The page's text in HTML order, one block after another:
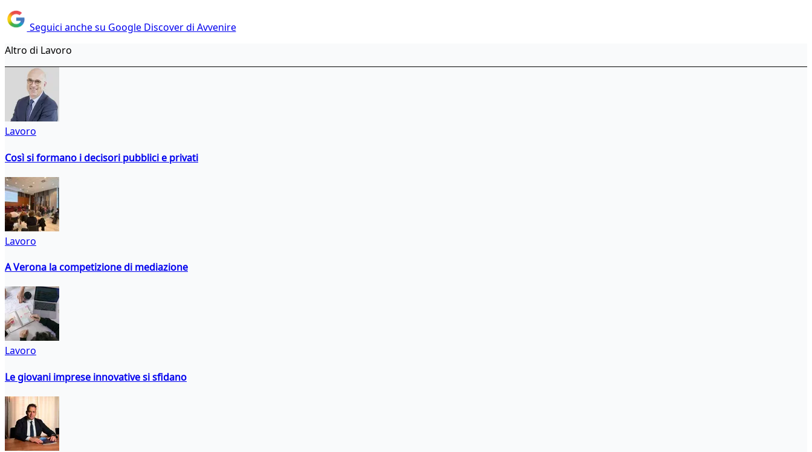
Seguici anche su Google Discover di Avvenire
Altro di Lavoro
Lavoro
Così si formano i decisori pubblici e privati
Lavoro
A Verona la competizione di mediazione
Lavoro
Le giovani imprese innovative si sfidano